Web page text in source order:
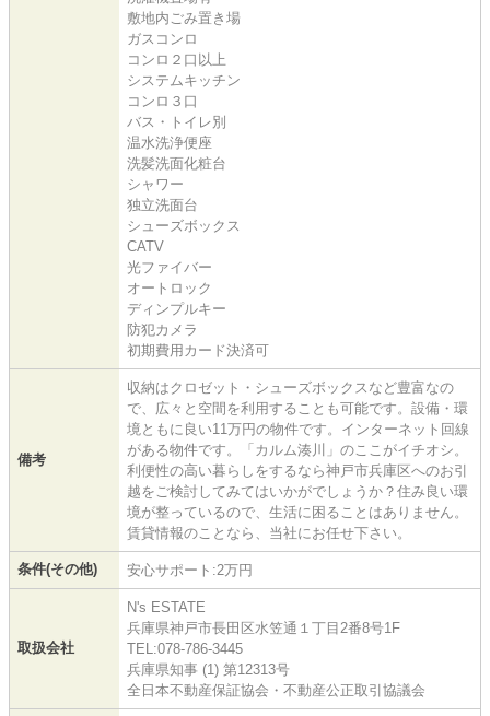
敷地内ごみ置き場
ガスコンロ
コンロ２口以上
システムキッチン
コンロ３口
バス・トイレ別
温水洗浄便座
洗髪洗面化粧台
シャワー
独立洗面台
シューズボックス
CATV
光ファイバー
オートロック
ディンプルキー
防犯カメラ
初期費用カード決済可
備考
収納はクロゼット・シューズボックスなど豊富なの
で、広々と空間を利用することも可能です。設備・環
境ともに良い11万円の物件です。インターネット回線
がある物件です。「カルム湊川」のここがイチオシ。
利便性の高い暮らしをするなら神戸市兵庫区へのお引
越をご検討してみてはいかがでしょうか？住み良い環
境が整っているので、生活に困ることはありません。
賃貸情報のことなら、当社にお任せ下さい。
条件(その他) 安心サポート:2万円
取扱会社
N's ESTATE
兵庫県神戸市長田区水笠通１丁目2番8号1F
TEL:078-786-3445
兵庫県知事 (1) 第12313号
全日本不動産保証協会・不動産公正取引協議会